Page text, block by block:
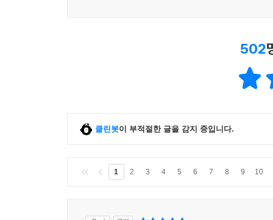
502
클린봇이 부적절한 글을 감지 중입니다.
1 2 3 4 5 6 7 8 9 10